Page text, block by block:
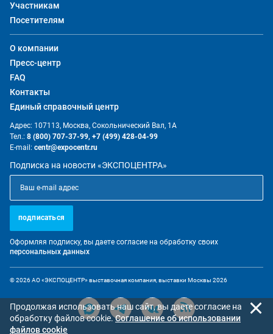
Участникам
Посетителям
О компании
Пресс-центр
FAQ
Контакты
Единый справочный центр
Адрес: 107113, Москва, Сокольнический Вал, 1А
Тел.: 8 (800) 707-37-99, +7 (499) 428-04-99
E-mail: centr@expocentr.ru
Подписка на новости «ЭКСПОЦЕНТРА»
подписаться
Оформляя подписку, вы даете согласие на обработку своих
персональных данных
© 2026 АО «ЭКСПОЦЕНТР» выставочная компания, выставки Москвы 2026
Продолжая использовать наш сайт, вы даете согласие на
обработку файлов cookie.Cоглашение об использовании
файлов cookie